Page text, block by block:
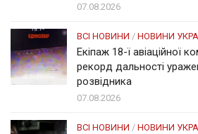
07.08.2026
ВСІ НОВИНИ / НОВИНИ
Екіпаж 18-ї авіаційної
рекорд дальності
розвідника
07.08.2026
ВСІ НОВИНИ / НОВИНИ